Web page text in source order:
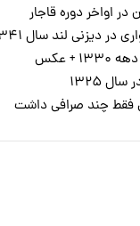
اواخر دوره قاجار
دیزنی لند سال ۱۳۴۱
عکس
۱۳۲۵